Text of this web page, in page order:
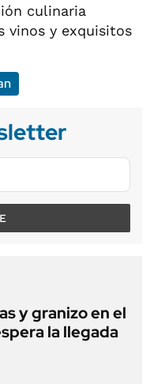
culinaria
vinos y exquisitos
y granizo en el
la llegada